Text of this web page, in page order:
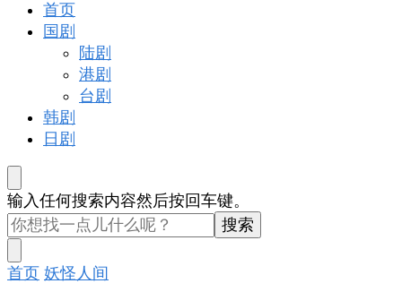
亚剧晚报
戏里戏外看亚洲
首页
国剧
陆剧
港剧
台剧
韩剧
日剧
找
什
么
东
西
输入任何搜索内容然后按回车键。
首页 妖怪人间